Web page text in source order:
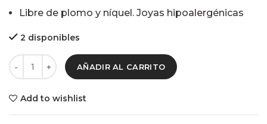
Libre de plomo y níquel. Joyas hipoalergénicas
2 disponibles
AÑADIR AL CARRITO
Add to wishlist